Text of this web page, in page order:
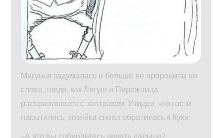
Мигунья задумалась и больше не проронила ни
слова, глядя, как Лягуш и Пирожница
расправляются с завтраком. Увидев, что гости
насытились, хозяйка снова обратилась к Куки: